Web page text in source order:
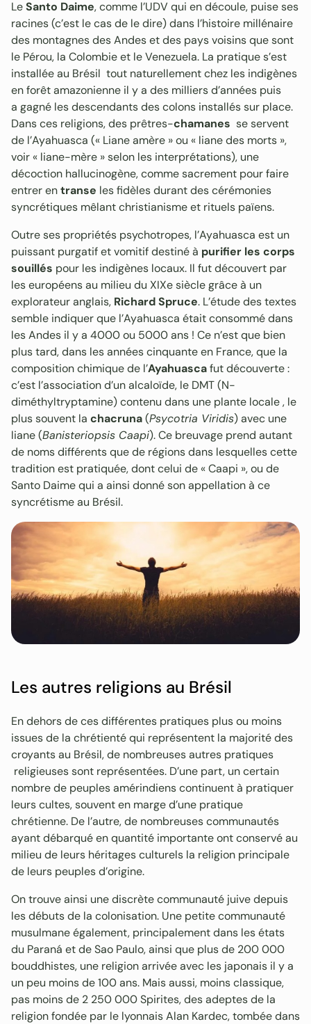
LeSanto Daime, comme l’UDV qui en découle, puise ses
racines (c’est le cas de le dire) dans l’histoire millénaire
des montagnes des Andes et des pays voisins que sont
le Pérou, la Colombie et le Venezuela. La pratique s’est
installée au Brésil tout naturellement chez les indigènes
en forêt amazonienne il y a des milliers d’années puis
a gagné les descendants des colons installés sur place.
Dans ces religions, des prêtres-chamanes se servent
de l’Ayahuasca (« Liane amère » ou « liane des morts »,
voir « liane-mère » selon les interprétations), une
décoction hallucinogène, comme sacrement pour faire
entrer entranse les fidèles durant des cérémonies
syncrétiques mêlant christianisme et rituels païens.
Outre ses propriétés psychotropes, l’Ayahuasca est un
puissant purgatif et vomitif destiné à purifier les corps
souillés pour les indigènes locaux. Il fut découvert par
les européens au milieu du XIXe siècle grâce à un
explorateur anglais, Richard Spruce. L’étude des textes
semble indiquer que l’Ayahuasca était consommé dans
les Andes il y a 4000 ou 5000 ans ! Ce n’est que bien
plus tard, dans les années cinquante en France, que la
composition chimique de l’Ayahuascafut découverte :
c’est l’association d’un alcaloïde, le DMT (N-
diméthyltryptamine) contenu dans une plante locale , le
plus souvent la chacruna(Psycotria Viridis) avec une
liane (Banisteriopsis Caapi). Ce breuvage prend autant
de noms différents que de régions dans lesquelles cette
tradition est pratiquée, dont celui de « Caapi », ou de
Santo Daime qui a ainsi donné son appellation à ce
syncrétisme au Brésil.
Les autres religions au Brésil
En dehors de ces différentes pratiques plus ou moins
issues de la chrétienté qui représentent la majorité des
croyants au Brésil, de nombreuses autres pratiques
religieuses sont représentées. D’une part, un certain
nombre de peuples amérindiens continuent à pratiquer
leurs cultes, souvent en marge d’une pratique
chrétienne. De l’autre, de nombreuses communautés
ayant débarqué en quantité importante ont conservé au
milieu de leurs héritages culturels la religion principale
de leurs peuples d’origine.
On trouve ainsi une discrète communauté juive depuis
les débuts de la colonisation. Une petite communauté
musulmane également, principalement dans les états
du Paraná et de Sao Paulo, ainsi que plus de 200 000
bouddhistes, une religion arrivée avec les japonais il y a
un peu moins de 100 ans. Mais aussi, moins classique,
pas moins de 2 250 000 Spirites, des adeptes de la
religion fondée par le lyonnais Alan Kardec, tombée dans